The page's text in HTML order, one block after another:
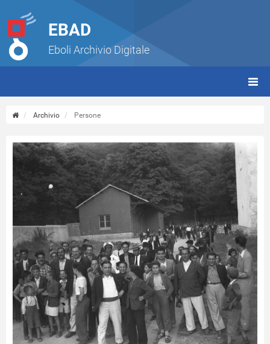
EBAD
Eboli Archivio Digitale
Archivio Persone